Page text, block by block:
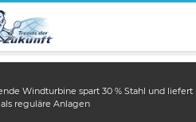
Windturbine spart 30 % Stahl und liefert
reguläre Anlagen